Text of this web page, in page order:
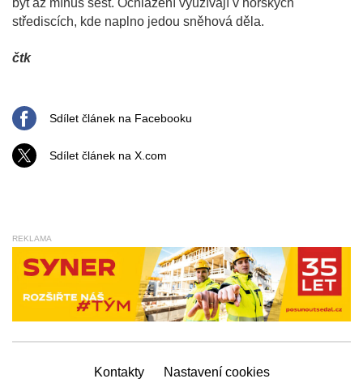
být až mínus šest. Ochlazení využívají v horských
střediscích, kde naplno jedou sněhová děla.
čtk
Sdílet článek na Facebooku
Sdílet článek na X.com
REKLAMA
Kontakty Nastavení cookies